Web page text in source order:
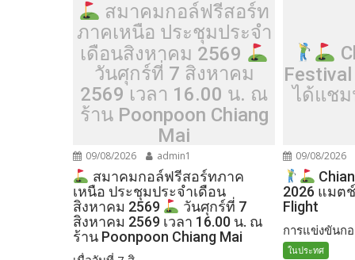
สมาคมกอล์ฟรีสอร์ท
ภาคเหนือ ประชุมประจำ
เดือนสิงหาคม 2569
วันศุกร์ที่ 7 สิงหาคม
2569 เวลา 16.00 น. ณ
ร้าน Poonpoon Chiang
Mai
09/08/2026 admin1
สมาคมกอล์ฟรีสอร์ทภาค
เหนือ ประชุมประจำเดือน
สิงหาคม 2569
วันศุกร์ที่ 7
สิงหาคม 2569 เวลา 16.00 น. ณ
ร้าน Poonpoon Chiang Mai
ได้แชม
09/08/2026
2026 แมต
Flight
การแข่งขันก
ในประทศ